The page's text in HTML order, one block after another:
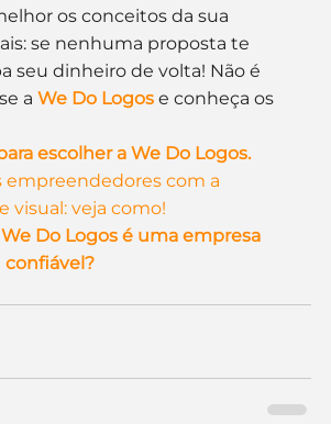
os conceitos da sua
se nenhuma proposta te
seu dinheiro de volta! Não é
a We Do Logos e conheça os
escolher a We Do Logos.
empreendedores com a
visual: veja como!
Do Logos é uma empresa